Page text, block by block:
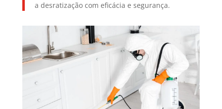
a desratização com eficácia e segurança.